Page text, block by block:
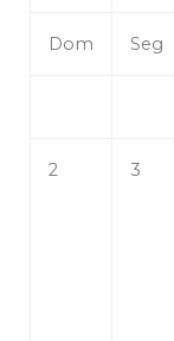
Dom Seg
2 3